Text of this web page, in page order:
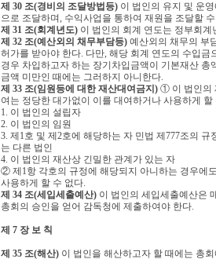
제 30 조(경비의 조달방법등) 이 법인의 유지 및 운
으로 조달하며, 수익사업을 통하여 재원을 조달할
제 31 조(회계년도) 이 법인의 회계 연도는 정부회계
제 32 조(예산외의 채무부담등) 예산외의 채무의 부
허가를 받아야 한다. 다만, 해당 회계 연도의 수입금
경우 차입하고자 하는 장기차입금액이 기본재산 총
금액 미만인 때에는 그러하지 아니한다.
제 33 조(임원등에 대한 재산대여금지 ) ① 이 법인의
여는 정당한 대가없이 이를 대여하거나 사용하게 할
1. 이 법인의 설립자
2. 이 법인의 임원
3. 제 1호 및 제 2호에 해당하는 자 민법 제 777조의 규
는 다른 법인
4. 이 법인의 재산상 긴밀한 관계가 있는 자
② 제 1항 각호의 규정에 해당되지 아니하는 경우에
사용하게 할 수 없다.
제 34 조(세입세출예산) 이 법인의 세입세출예산은
총회의 승인을 얻어 감독청에 제출하여야 한다.
제 7 장 보 칙
제 35 조(해산) 이 법인을 해산하고자 할 때에는 총